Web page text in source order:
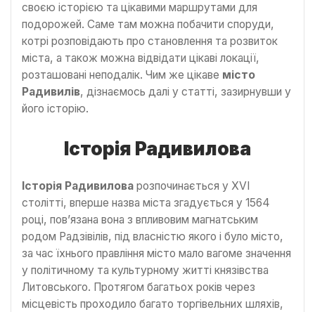
своєю історією та цікавими маршрутами для
подорожей. Саме там можна побачити споруди,
котрі розповідають про становлення та розвиток
міста, а також можна відвідати цікаві локації,
розташовані неподалік. Чим же цікаве місто
Радивилів, дізнаємось далі у статті, зазирнувши у
його історію.
Історія Радивилова
Історія Радивилова розпочинається у XVI
столітті, вперше назва міста згадується у 1564
році, пов’язана вона з впливовим магнатським
родом Радзівілів, під власністю якого і було місто,
за час їхнього правління місто мало вагоме значення
у політичному та культурному житті князівства
Литовського. Протягом багатьох років через
місцевість проходило багато торгівельних шляхів,